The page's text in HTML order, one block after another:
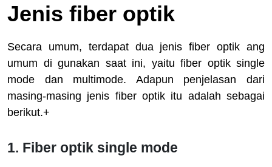
Jenis fiber optik
Secara umum, terdapat dua jenis fiber optik ang
umum di gunakan saat ini, yaitu fiber optik single
mode dan multimode. Adapun penjelasan dari
masing-masing jenis fiber optik itu adalah sebagai
berikut.+
1. Fiber optik single mode